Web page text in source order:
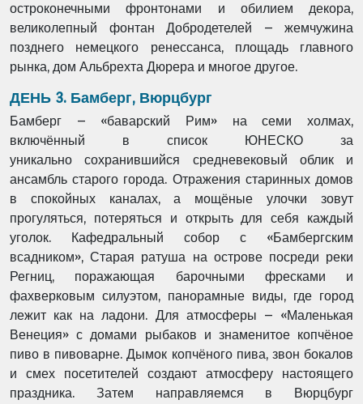
остроконечными фронтонами и обилием декора,
великолепный фонтан Добродетелей – жемчужина
позднего немецкого ренессанса, площадь главного
рынка, дом Альбрехта Дюрера и многое другое.
ДЕНЬ 3. Бамберг, Вюрцбург
Бамберг – «баварский Рим» на семи холмах,
включённый в список ЮНЕСКО за
уникальносохранившийся средневековый облик и
ансамбль старого города. Отражения старинных домов
в спокойных каналах, а мощёные улочки зовут
прогуляться, потеряться и открыть длясебя каждый
уголок. Кафедральный собор с «Бамбергским
всадником», Старая ратуша на острове посреди реки
Регниц, поражающая барочными фресками и
фахверковым силуэтом, панорамные виды, где город
лежит как на ладони. Для атмосферы – «Маленькая
Венеция» сдомами рыбаков и знаменитое копчёное
пиво в пивоварне.​ Дымок копчёного пива, звон бокалов
и смех посетителей создают атмосферу настоящего
праздника. Затем направляемся в Вюрцбург